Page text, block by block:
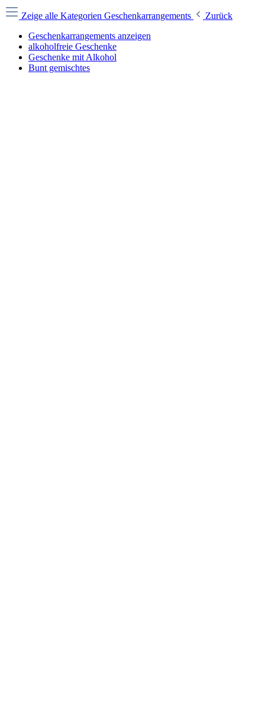
Zeige alle Kategorien Geschenkarrangements
Zurück
Geschenkarrangements anzeigen
alkoholfreie Geschenke
Geschenke mit Alkohol
Bunt gemischtes